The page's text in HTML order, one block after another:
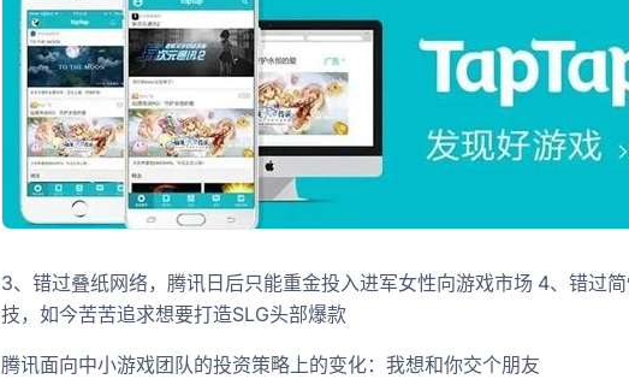
3、错过叠纸网络，腾讯日后只能重金投入进军女性向游戏市场 4、错过
技，如今苦苦追求想要打造SLG头部爆款
腾讯面向中小游戏团队的投资策略上的变化：我想和你交个朋友